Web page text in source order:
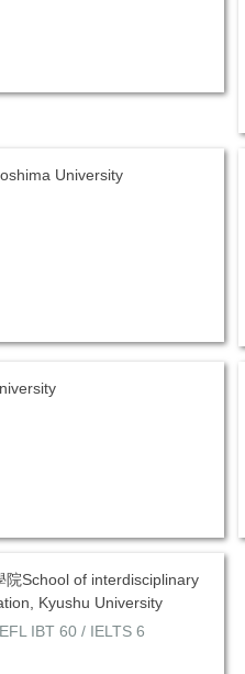
University
院School of interdisciplinary
Kyushu University
IBT 60 / IELTS 6